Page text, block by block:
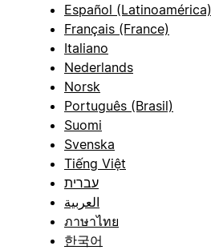
Español (Latinoamérica)
Français (France)
Italiano
Nederlands
Norsk
Português (Brasil)
Suomi
Svenska
Tiếng Việt
עברית
العربية
ภาษาไทย
한국어